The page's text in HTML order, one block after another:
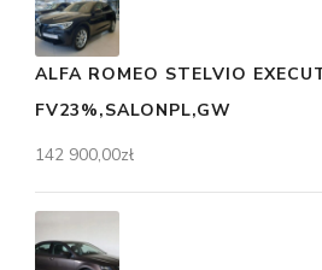
ALFA ROMEO STELVIO
FV23%,SALONPL,GW
142 900,00zł